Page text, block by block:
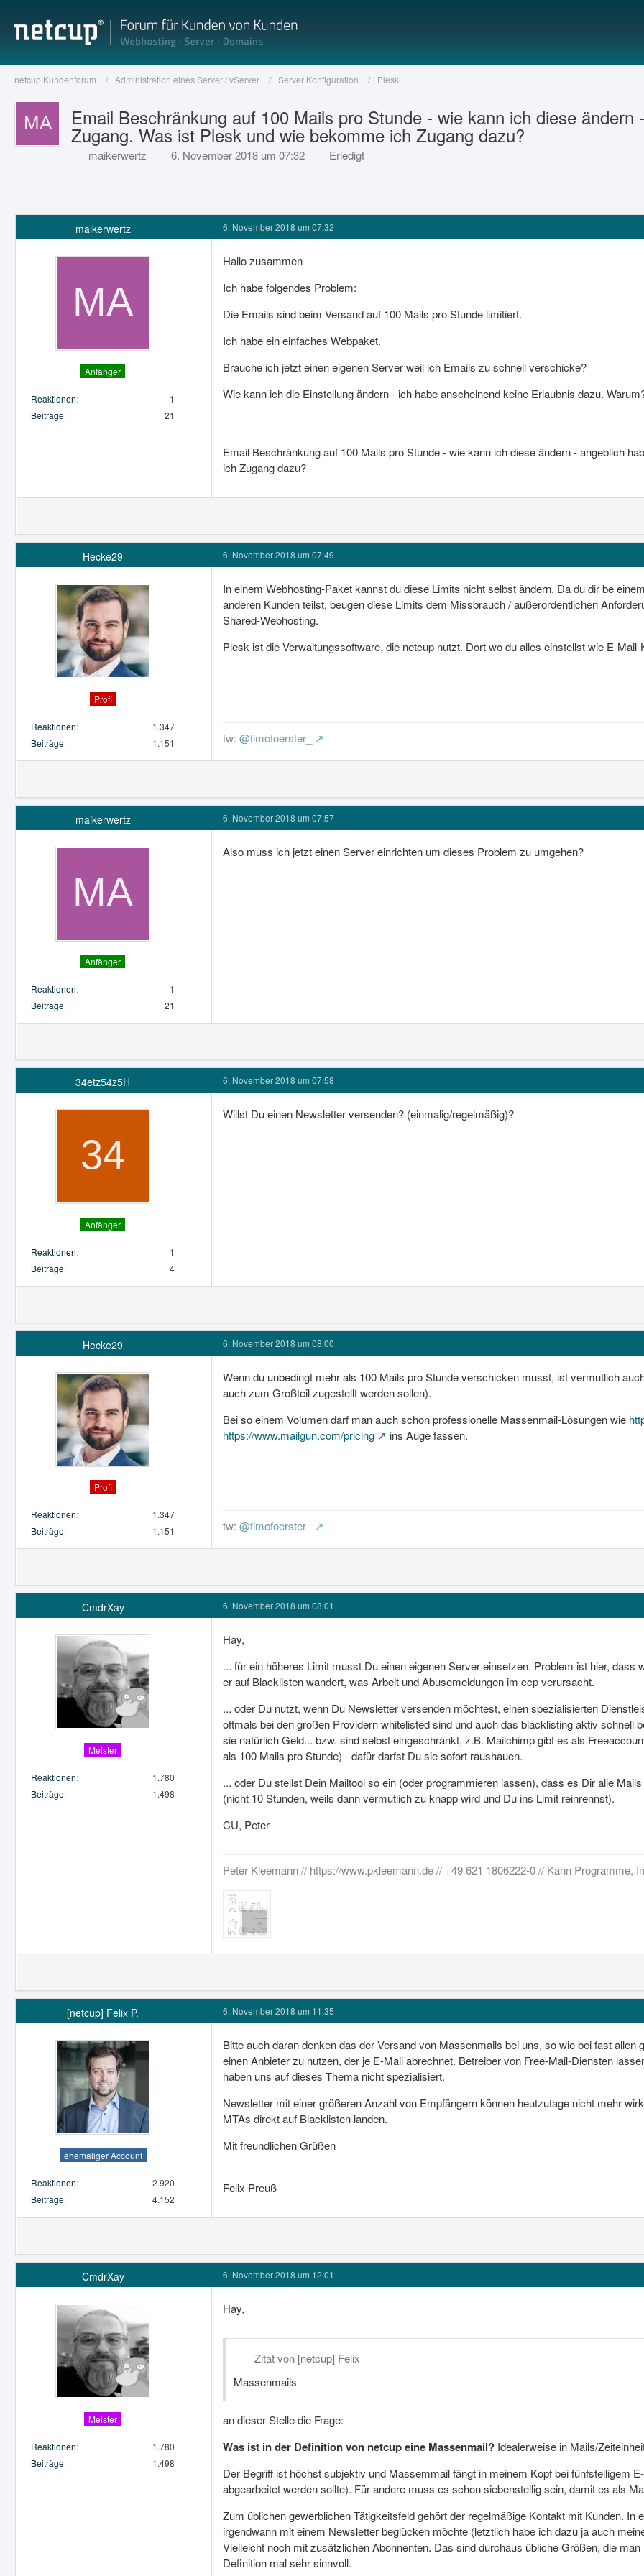
netcup Kundenforum Administration eines Server / vServer Server Konfiguration Plesk
Email Beschränkung auf 100 Mails pro Stunde - wie kann ich diese
Zugang. Was ist Plesk und wie bekomme ich Zugang dazu?
maikerwertz 6. November 2018 um 07:32 Erledigt
maikerwertz
Anfänger
Reaktionen
1
Beiträge
21
6. November 2018 um 07:32
Hallo zusammen
Ich habe folgendes Problem:
Die Emails sind beim Versand auf 100 Mails pro Stunde limitiert.
Ich habe ein einfaches Webpaket.
Brauche ich jetzt einen eigenen Server weil ich Emails zu schnell verschicke?
Wie kann ich die Einstellung ändern - ich habe anscheinend keine Erlaubnis dazu.
Email Beschränkung auf 100 Mails pro Stunde - wie kann ich diese ändern - angeblich
ich Zugang dazu?
Hecke29
Profi
Reaktionen
1.347
Beiträge
1.151
6. November 2018 um 07:49
In einem Webhosting-Paket kannst du diese Limits nicht selbst ändern. Da du dir be
anderen Kunden teilst, beugen diese Limits dem Missbrauch / außerordentlichen
Shared-Webhosting.
Plesk ist die Verwaltungssoftware, die netcup nutzt. Dort wo du alles einstellst wie E-
tw: @timofoerster_
maikerwertz
Anfänger
Reaktionen
1
Beiträge
21
6. November 2018 um 07:57
Also muss ich jetzt einen Server einrichten um dieses Problem zu umgehen?
34etz54z5H
Anfänger
Reaktionen
1
Beiträge
4
6. November 2018 um 07:58
Willst Du einen Newsletter versenden? (einmalig/regelmäßig)?
Hecke29
Profi
Reaktionen
1.347
Beiträge
1.151
6. November 2018 um 08:00
Wenn du unbedingt mehr als 100 Mails pro Stunde verschicken musst, ist vermutlich
auch zum Großteil zugestellt werden sollen).
Bei so einem Volumen darf man auch schon professionelle Massenmail-Lösungen wie
https://www.mailgun.com/pricing
ins Auge fassen.
tw: @timofoerster_
CmdrXay
Meister
Reaktionen
1.780
Beiträge
1.498
6. November 2018 um 08:01
Hay,
... für ein höheres Limit musst Du einen eigenen Server einsetzen. Problem ist hier,
er auf Blacklisten wandert, was Arbeit und Abusemeldungen im ccp verursacht.
... oder Du nutzt, wenn Du Newsletter versenden möchtest, einen spezialisierten
oftmals bei den großen Providern whitelisted sind und auch das blacklisting aktiv
sie natürlich Geld... bzw. sind selbst eingeschränkt, z.B. Mailchimp gibt es als
als 100 Mails pro Stunde) - dafür darfst Du sie sofort raushauen.
... oder Du stellst Dein Mailtool so ein (oder programmieren lassen), dass es Dir alle
(nicht 10 Stunden, weils dann vermutlich zu knapp wird und Du ins Limit reinrennst).
CU, Peter
Peter Kleemann // https://www.pkleemann.de // +49 621 1806222-0 // Kann Programme,
[netcup] Felix P.
ehemaliger Account
Reaktionen
2.920
Beiträge
4.152
6. November 2018 um 11:35
Bitte auch daran denken das der Versand von Massenmails bei uns, so wie bei fast
einen Anbieter zu nutzen, der je E-Mail abrechnet. Betreiber von Free-Mail-Diensten
haben uns auf dieses Thema nicht spezialisiert.
Newsletter mit einer größeren Anzahl von Empfängern können heutzutage nicht mehr
MTAs direkt auf Blacklisten landen.
Mit freundlichen Grüßen
Felix Preuß
CmdrXay
Meister
Reaktionen
1.780
Beiträge
1.498
6. November 2018 um 12:01
Hay,
Zitat von [netcup] Felix
Massenmails
an dieser Stelle die Frage:
Was ist in der Definition von netcup eine Massenmail? Idealerweise in Mails/
Der Begriff ist höchst subjektiv und Massemmail fängt in meinem Kopf bei fünfstelligem
abgearbeitet werden sollte). Für andere muss es schon siebenstellig sein, damit es als
Zum üblichen gewerblichen Tätigkeitsfeld gehört der regelmäßige Kontakt mit Kunden. In
irgendwann mit einem Newsletter beglücken möchte (letztlich habe ich dazu ja auch
Vielleicht noch mit zusätzlichen Abonnenten. Das sind durchaus übliche Größen, die
Definition mal sehr sinnvoll.